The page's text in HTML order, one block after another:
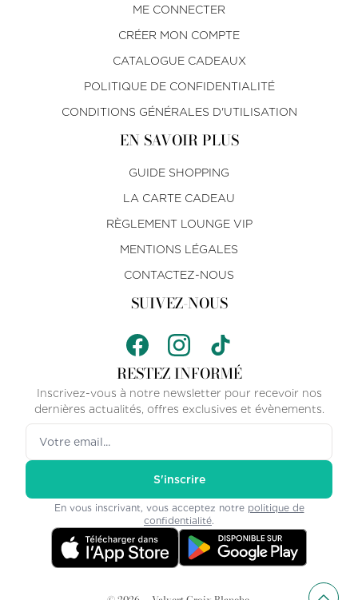
ME CONNECTER
CRÉER MON COMPTE
CATALOGUE CADEAUX
POLITIQUE DE CONFIDENTIALITÉ
CONDITIONS GÉNÉRALES D'UTILISATION
EN SAVOIR PLUS
GUIDE SHOPPING
LA CARTE CADEAU
RÈGLEMENT LOUNGE VIP
MENTIONS LÉGALES
CONTACTEZ-NOUS
SUIVEZ-NOUS
RESTEZ INFORMÉ
Inscrivez-vous à notre newsletter pour recevoir nos
dernières actualités, offres exclusives et évènements.
Votre adresse email
S'inscrire
En vous inscrivant, vous acceptez notre politique de
confidentialité.